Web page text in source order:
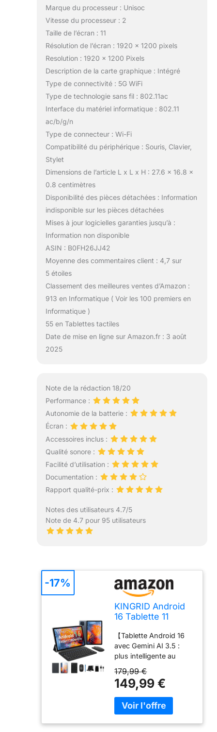
garantie 4 ans】 - La
KINGRID possède les
WEEE, ERP, GS,
REACH, IMQ et TÜV,
« Climate Partner » et
« Ecolabel ». Pour une
expérience sans
interruption, elle
bénéficie d’une garantie
assistance technique
24/7. Pour garantir
boutique officielle
pleinement de cette
tablette haute
sérénité.
Marque du processeur : Unisoc
Vitesse du processeur : 2
Taille de l’écran : 11
Résolution de l’écran : 1920 x 1200 pixels
Resolution : 1920 x 1200 Pixels
Description de la carte graphique : Intégré
Type de connectivité : 5G WiFi
Type de technologie sans fil : 802.11ac
Interface du matériel informatique : 802.11
ac/b/g/n
Type de connecteur : Wi-Fi
Compatibilité du périphérique : Souris, Clavier,
Stylet
Dimensions de l’article L x L x H : 27.6 x 16.8 x
0.8 centimètres
Disponibilité des pièces détachées : Information
indisponible sur les pièces détachées
Mises à jour logicielles garanties jusqu’à :
Information non disponible
ASIN : B0FH26JJ42
Moyenne des commentaires client : 4,7 sur
5 étoiles
Classement des meilleures ventes d’Amazon :
913 en Informatique ( Voir les 100 premiers en
Informatique )
55 en Tablettes tactiles
Date de mise en ligne sur Amazon.fr : 3 août
2025
Note de la rédaction 18/20
Performance :
Autonomie de la batterie :
Écran :
Accessoires inclus :
Qualité sonore :
Facilité d’utilisation :
Documentation :
Rapport qualité-prix :
Notes des utilisateurs 4.7/5
Note de 4.7 pour 95 utilisateurs
KINGRID Android
16 Tablette 11
RAM +128Go ROM
(2To TF)
【Tablette Android 16
avec Gemini AI 3.5 :
plus intelligente au
KINGRID tablette 11
pouces, est conçue
pour le travail, les
études, les loisirs et
l’usage familial. Équipée
de Gemini AI 3.5, elle
179,99 €
149,99 €
-17%